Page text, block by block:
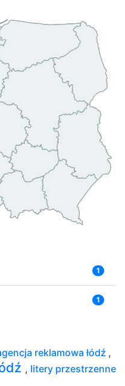
1
1
reklamowa łódź ,
, litery przestrzenne